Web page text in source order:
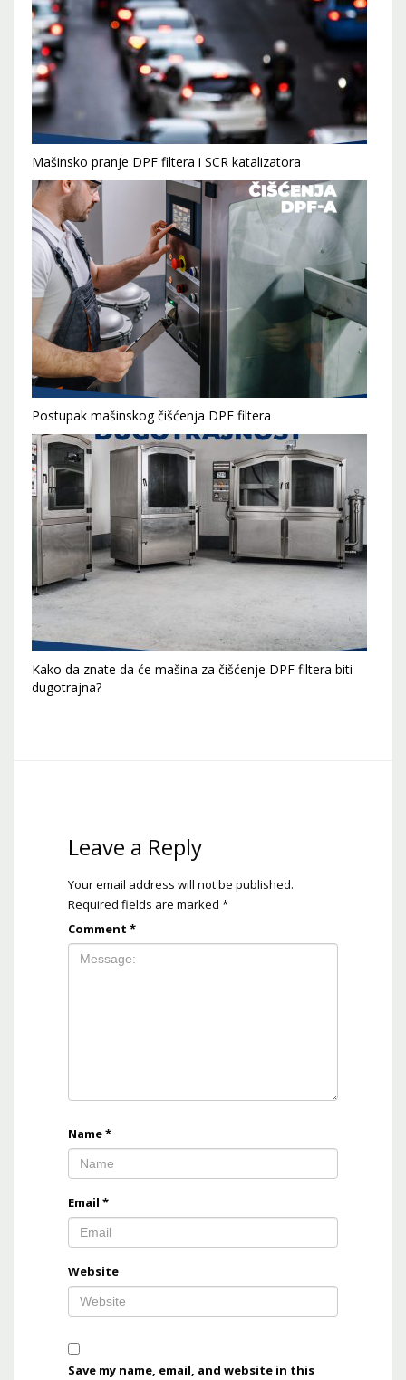
Mašinsko pranje DPF filtera i SCR katalizatora
Postupak mašinskog čišćenja DPF filtera
Kako da znate da će mašina za čišćenje DPF filtera biti
dugotrajna?
Leave a Reply
Your email address will not be published.
Required fields are marked *
Comment *
Name*
Email *
Website
Save my name, email, and website in this